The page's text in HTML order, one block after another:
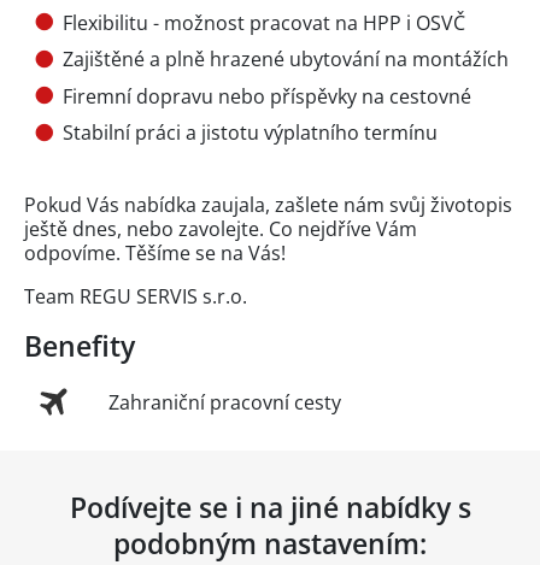
Flexibilitu - možnost pracovat na HPP i OSVČ
Zajištěné a plně hrazené ubytování na montážích
Firemní dopravu nebo příspěvky na cestovné
Stabilní práci a jistotu výplatního termínu
Pokud Vás nabídka zaujala, zašlete nám svůj životopis
ještě dnes, nebo zavolejte. Co nejdříve Vám
odpovíme. Těšíme se na Vás!
Team REGU SERVIS s.r.o.
Benefity
Zahraniční pracovní cesty
Podívejte se i na jiné nabídky s
podobným nastavením: